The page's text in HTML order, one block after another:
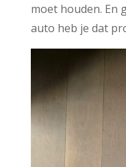
moet houden. En
auto heb je dat